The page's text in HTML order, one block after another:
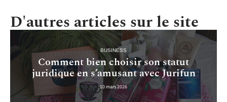
D'autres articles sur le site
BUSINESS
Comment bien choisir son statut
juridique en s’amusant avec Jurifun
10 mars 2026